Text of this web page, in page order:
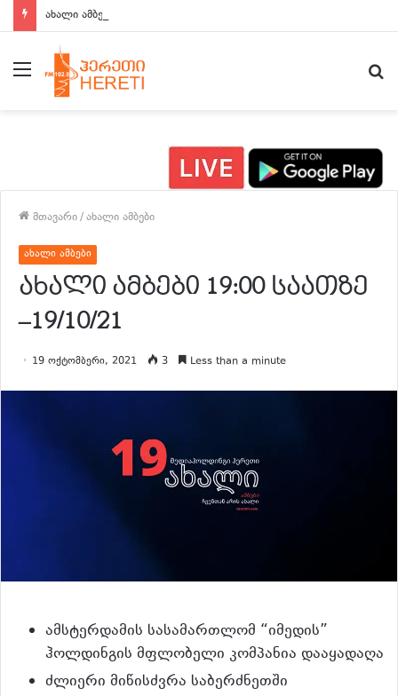
ახალი ამბები 15:00 საათზე
მენიუ
მთავარი/ახალი ამბები
ახალი ამბები
ახალი ამბები 19:00 საათზე
–19/10/21
19 ოქტომბერი, 2021 3 Less than a minute
ამსტერდამის სასამართლომ “იმედის”
ჰოლდინგის მფლობელი კომპანია დააყადაღა
ძლიერი მიწისძვრა საბერძნეთში